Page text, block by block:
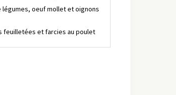
légumes, oeuf mollet et oignons
feuilletées et farcies au poulet